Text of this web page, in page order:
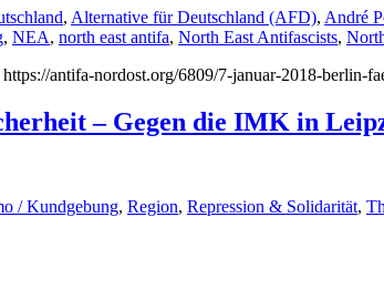
, Alternative für Deutschland (AFD), André
, NEA, north east antifa, North East Antifascists,
https://antifa-nordost.org/6809/7-januar-2018-berlin-
– Gegen die IMK in
/ Kundgebung, Region, Repression & Solidarität,